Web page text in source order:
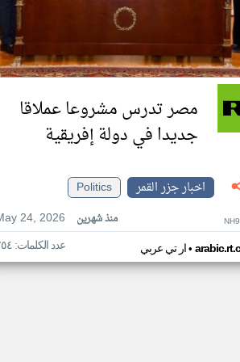
مصر تدرس مشروعا عملاقا
جديدا في دولة إفريقية
اخبار جزر القمر
Politics
24, 2026
منذ شهرين
ار تي عربي• عدد الكلمات: ٢٥٤